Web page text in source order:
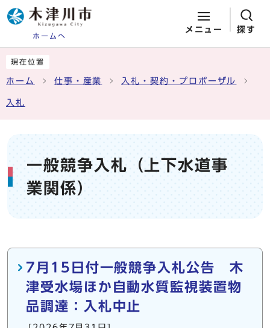
ホームへ
メニュー 探す
現在位置
ホーム 仕事・産業 入札・契約・プロポーザル
入札
一般競争入札（上下水道事
業関係）
メインメニュー
7月15日付一般競争入札公告 木
津受水場ほか自動水質監視装置物
品調達：入札中止